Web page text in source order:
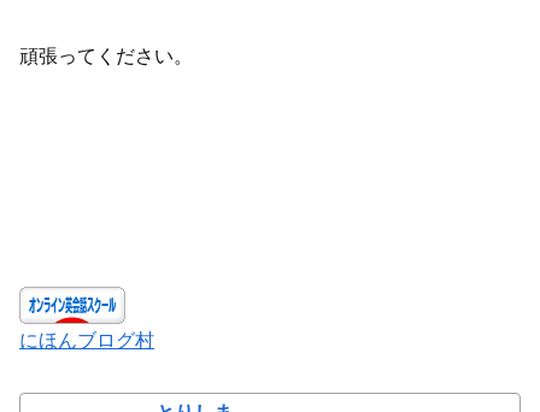
頑張ってください。
にほんブログ村